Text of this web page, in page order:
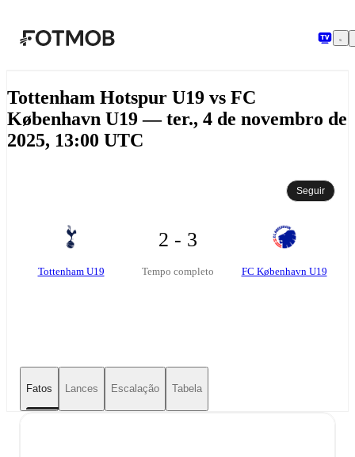
Tottenham Hotspur U19 vs FC
København U19 — ter., 4 de novembro de
2025, 13:00 UTC
Seguir
Tottenham U19
2 - 3
Tempo completo FC København U19
Fatos Lances Escalação Tabela